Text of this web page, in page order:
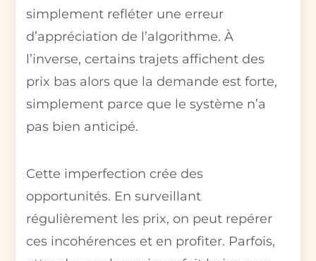
simplement refléter une erreur
d’appréciation de l’algorithme. À
l’inverse, certains trajets affichent des
prix bas alors que la demande est forte,
simplement parce que le système n’a
pas bien anticipé.
Cette imperfection crée des
opportunités. En surveillant
régulièrement les prix, on peut repérer
ces incohérences et en profiter. Parfois,